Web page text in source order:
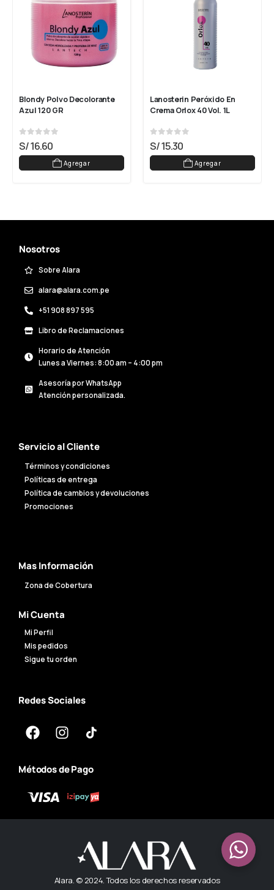
Blondy Polvo Decolorante
Azul 120 GR
0 out of 5
S/16.60
Agregar
Lanosterin Peróxido En
Crema Orlox 40 Vol. 1L
0 out of 5
S/15.30
Agregar
Nosotros
Sobre Alara
alara@alara.com.pe
+51 908 897 595
Libro de Reclamaciones
Horario de Atención
Lunes a Viernes: 8:00 am – 4:00 pm
Asesoría por WhatsApp
Atención personalizada.
Servicio al Cliente
Términos y condiciones
Políticas de entrega
Política de cambios y devoluciones
Promociones
Mas Información
Zona de Cobertura
Mi Cuenta
Mi Perfil
Mis pedidos
Sigue tu orden
Redes Sociales
Métodos de Pago
Alara. © 2024. Todos los derechos reservados